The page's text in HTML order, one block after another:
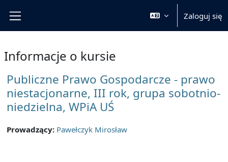
Zaloguj się
Informacje o kursie
Publiczne Prawo Gospodarcze - prawo
niestacjonarne, III rok, grupa sobotnio-
niedzielna, WPiA UŚ
Prowadzący: Pawełczyk Mirosław